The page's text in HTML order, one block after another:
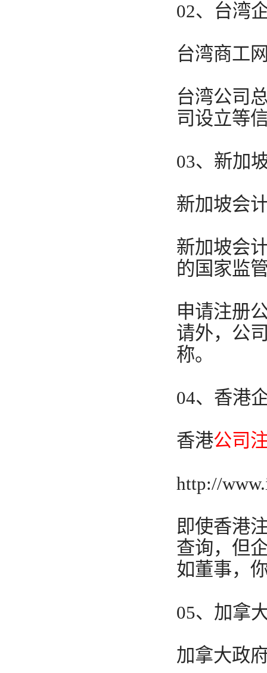
02、台湾
台湾商工
台湾公司
司设立等
03、新加
新加坡会
新加坡会
的国家监
申请注册
请外，公
称。
04、香港
香港公司
http://
即使香港
查询，但
如董事，
05、加拿
加拿大政